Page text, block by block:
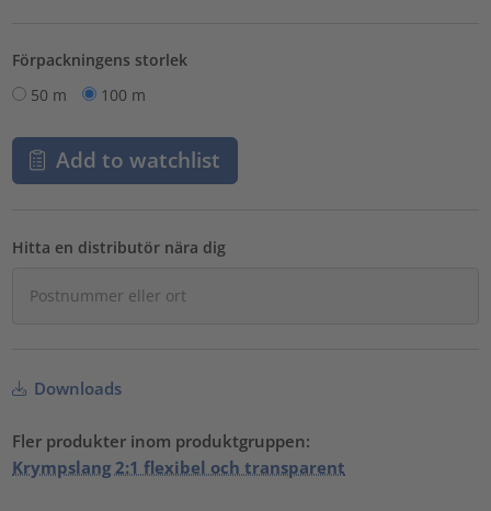
Förpackningens storlek
50 m
100 m
Add to watchlist
Hitta en distributör nära dig
Downloads
Fler produkter inom produktgruppen:
Krympslang 2:1 flexibel och transparent